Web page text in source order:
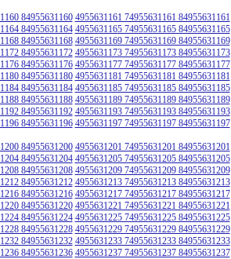
84955631160 4955631161 74955631161 84955631161
84955631164 4955631165 74955631165 84955631165
84955631168 4955631169 74955631169 84955631169
84955631172 4955631173 74955631173 84955631173
84955631176 4955631177 74955631177 84955631177
84955631180 4955631181 74955631181 84955631181
84955631184 4955631185 74955631185 84955631185
84955631188 4955631189 74955631189 84955631189
84955631192 4955631193 74955631193 84955631193
84955631196 4955631197 74955631197 84955631197
84955631200 4955631201 74955631201 84955631201
84955631204 4955631205 74955631205 84955631205
84955631208 4955631209 74955631209 84955631209
84955631212 4955631213 74955631213 84955631213
84955631216 4955631217 74955631217 84955631217
84955631220 4955631221 74955631221 84955631221
84955631224 4955631225 74955631225 84955631225
84955631228 4955631229 74955631229 84955631229
84955631232 4955631233 74955631233 84955631233
84955631236 4955631237 74955631237 84955631237